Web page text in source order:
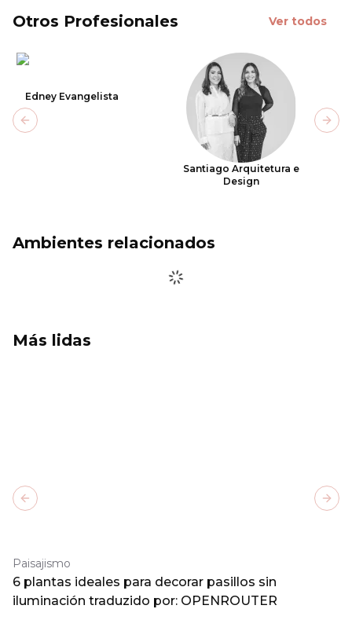
Otros Profesionales Ver todos
Edney Evangelista
Santiago Arquitetura e
Design
Previous slide
Ambientes relacionados
Más lidas
Paisajismo
6 plantas ideales para decorar pasillos sin
iluminación traduzido por: OPENROUTER
Previous slide